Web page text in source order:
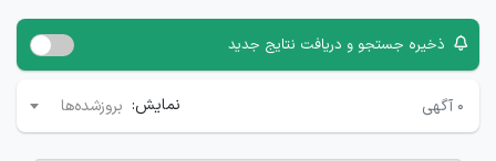
ذخیره جستجو و دریافت نتایج جدید
۰ آگهی نمایش: بروزشده‌ها